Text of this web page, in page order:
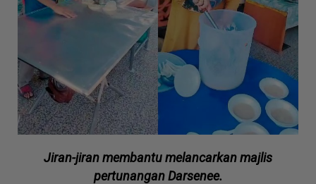
Jiran-jiran membantu melancarkan majlis
pertunangan Darsenee.